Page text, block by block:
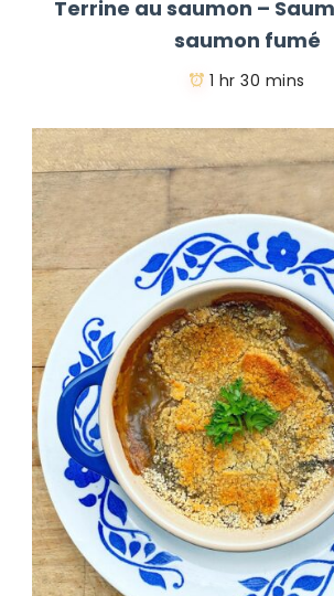
Terrine au saumon –
saumon fumé
1 hr 30 mins